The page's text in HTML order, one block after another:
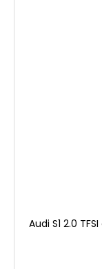
Audi S1 2.0